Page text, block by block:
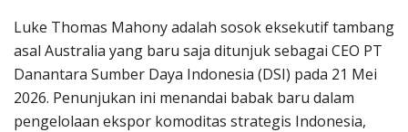
Luke Thomas Mahony adalah sosok eksekutif tambang
asal Australia yang baru saja ditunjuk sebagai CEO PT
Danantara Sumber Daya Indonesia (DSI) pada 21 Mei
2026. Penunjukan ini menandai babak baru dalam
pengelolaan ekspor komoditas strategis Indonesia,